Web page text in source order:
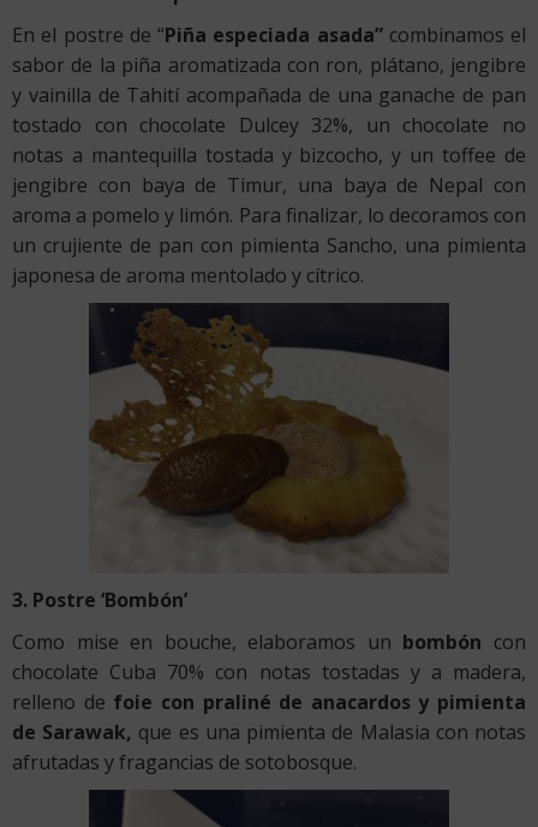
En el postre de “Piña especiada asada” combinamos el
sabor de la piña aromatizada con ron, plátano, jengibre
y vainilla de Tahití acompañada de una ganache de pan
tostado con chocolate Dulcey 32%, un chocolate no
notas a mantequilla tostada y bizcocho, y un toffee de
jengibre con baya de Timur, una baya de Nepal con
aroma a pomelo y limón. Para finalizar, lo decoramos con
un crujiente de pan con pimienta Sancho, una pimienta
japonesa de aroma mentolado y cítrico.
3. Postre ‘Bombón’
Como mise en bouche, elaboramos un bombón con
chocolate Cuba 70% con notas tostadas y a madera,
relleno de foie con praliné de anacardos y pimienta
de Sarawak, que es una pimienta de Malasia con notas
afrutadas y fragancias de sotobosque.